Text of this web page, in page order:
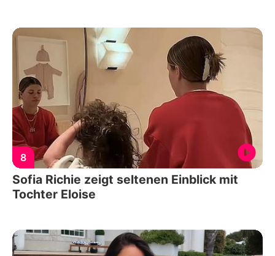
8
Sofia Richie zeigt seltenen Einblick mit
Tochter Eloise